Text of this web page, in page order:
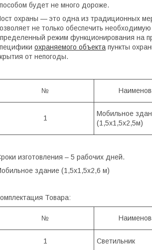
будет не много дороже.
охраны — это одна из традиционных
не только обеспечить
режим функционирования на
охраняемого объекта пункты
от непогоды.
№
1
Мобильное
(1,5х1,5х2,5м)
изготовления – 5 рабочих дней.
здание (1,5х1,5х2,6 м)
Товара:
№
1 Светильник